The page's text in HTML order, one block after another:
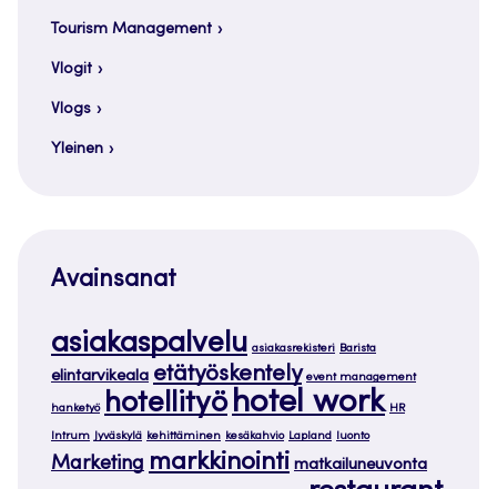
Tourism Management
Vlogit
Vlogs
Yleinen
Avainsanat
asiakaspalvelu asiakasrekisteri Barista
elintarvikeala etätyöskentely event management
hanketyö hotellityö hotel work HR
Intrum Jyväskylä kehittäminen kesäkahvio Lapland luonto
Marketing markkinointi matkailuneuvonta